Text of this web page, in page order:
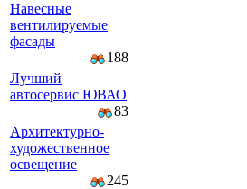
Навесные
вентилируемые
фасады
188
Лучший
автосервис ЮВАО
83
Архитектурно-
художественное
освещение
245